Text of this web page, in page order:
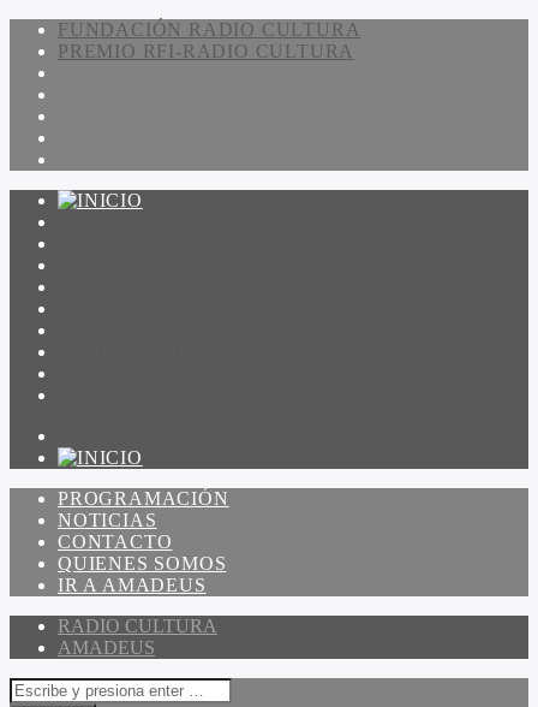
FUNDACIÓN RADIO CULTURA
PREMIO RFI-RADIO CULTURA
PROGRAMACIÓN
NOTICIAS
CONTACTO
QUIENES SOMOS
IR A AMADEUS
RADIO CULTURA
AMADEUS